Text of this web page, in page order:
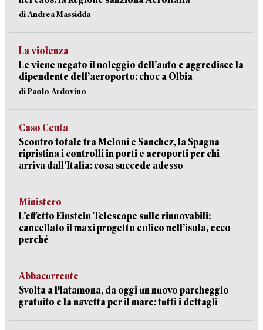
di Andrea Massidda
La violenza
Le viene negato il noleggio dell’auto e aggredisce la
dipendente dell’aeroporto: choc a Olbia
di Paolo Ardovino
Caso Ceuta
Scontro totale tra Meloni e Sanchez, la Spagna
ripristina i controlli in porti e aeroporti per chi
arriva dall’Italia: cosa succede adesso
Ministero
L’effetto Einstein Telescope sulle rinnovabili:
cancellato il maxi progetto eolico nell’isola, ecco
perché
Abbacurrente
Svolta a Platamona, da oggi un nuovo parcheggio
gratuito e la navetta per il mare: tutti i dettagli